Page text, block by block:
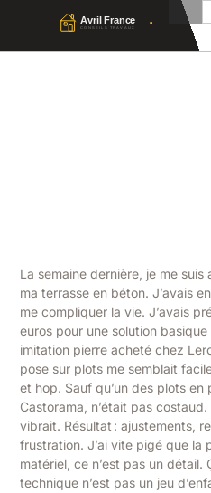
La semaine dernière, je me
ma terrasse en béton. J’avais
me compliquer la vie. J’avais
euros pour une solution
imitation pierre acheté chez
pose sur plots me semblait
et hop. Sauf qu’un des plots en
Castorama, n’était pas
vibrait. Résultat : ajustements,
frustration. J’ai vite pigé que la
matériel, ce n’est pas un détail.
technique n’est pas un jeu